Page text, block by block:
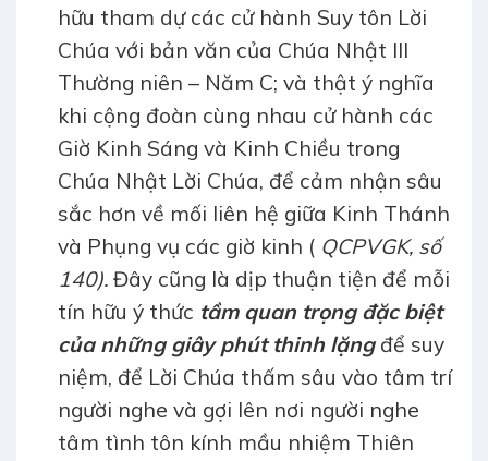
hữu tham dự các cử hành Suy tôn Lời
Chúa với bản văn của Chúa Nhật III
Thường niên – Năm C; và thật ý nghĩa
khi cộng đoàn cùng nhau cử hành các
Giờ Kinh Sáng và Kinh Chiều trong
Chúa Nhật Lời Chúa, để cảm nhận sâu
sắc hơn về mối liên hệ giữa Kinh Thánh
và Phụng vụ các giờ kinh (QCPVGK, số
140). Đây cũng là dịp thuận tiện để mỗi
tín hữu ý thức tầm quan trọng đặc biệt
của những giây phút thinh lặngđể suy
niệm, để Lời Chúa thấm sâu vào tâm trí
người nghe và gợi lên nơi người nghe
tâm tình tôn kính mầu nhiệm Thiên